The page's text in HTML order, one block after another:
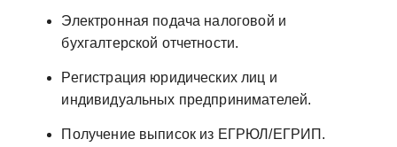
Электронная подача налоговой и
бухгалтерской отчетности.
Регистрация юридических лиц и
индивидуальных предпринимателей.
Получение выписок из ЕГРЮЛ/ЕГРИП.